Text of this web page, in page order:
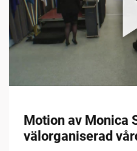
Motion av Monica
välorganiserad